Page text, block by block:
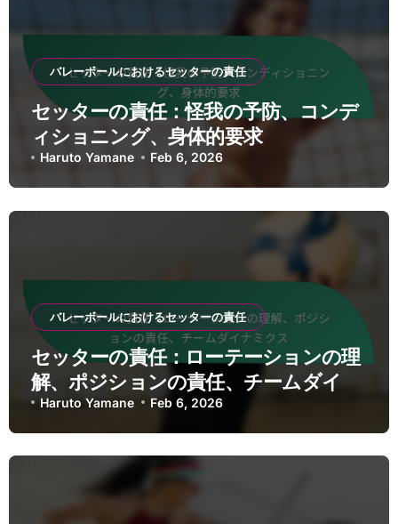
バレーボールにおけるセッターの責任
セッターの責任：怪我の予防、コンデ
ィショニング、身体的要求
Haruto Yamane Feb 6, 2026
バレーボールにおけるセッターの責任
セッターの責任：ローテーションの理
解、ポジションの責任、チームダイナ
ミクス
Haruto Yamane Feb 6, 2026